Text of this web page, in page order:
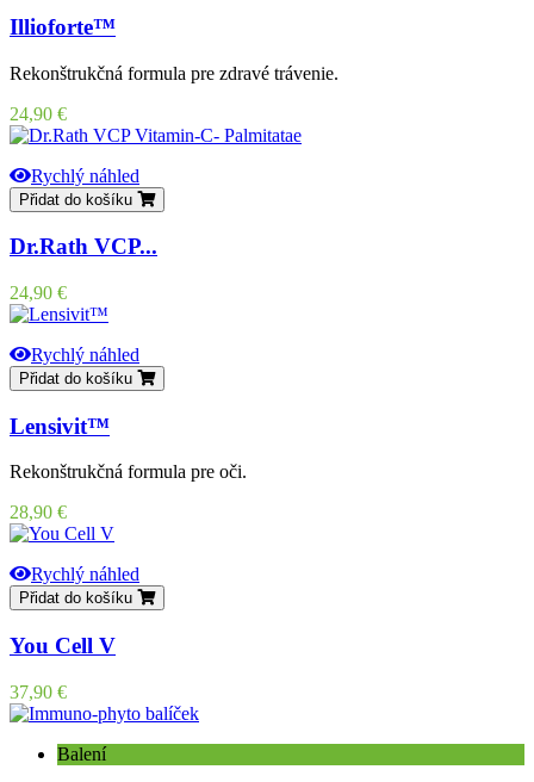
Illioforte™
Rekonštrukčná formula pre zdravé trávenie.
Cena
24,90 €
Rychlý náhled
Přidat do košíku
Dr.Rath VCP...
Cena
24,90 €
Rychlý náhled
Přidat do košíku
Lensivit™
Rekonštrukčná formula pre oči.
Cena
28,90 €
Rychlý náhled
Přidat do košíku
You Cell V
Cena
37,90 €
Balení